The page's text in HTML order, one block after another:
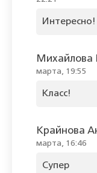
Интересно!
Михайлова
марта, 19:55
Класс!
Крайнова
марта, 16:46
Супер